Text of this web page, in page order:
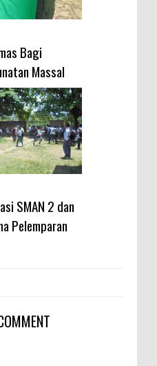
Bagi
Massal
SMAN 2 dan
Pelemparan